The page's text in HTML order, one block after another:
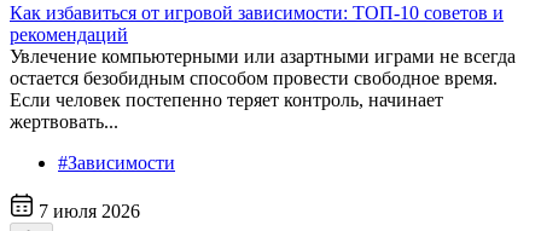
Как избавиться от игровой зависимости: ТОП-10 советов и
рекомендаций
Увлечение компьютерными или азартными играми не всегда
остается безобидным способом провести свободное время.
Если человек постепенно теряет контроль, начинает
жертвовать...
#Зависимости
7 июля 2026